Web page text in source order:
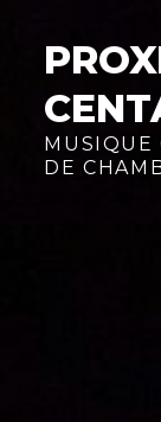
content
MUSIQUE
DE